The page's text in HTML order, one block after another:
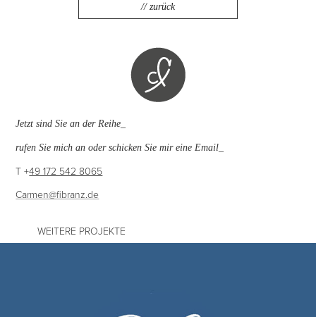
// zurück
Jetzt sind Sie an der Reihe_
rufen Sie mich an oder schicken Sie mir eine Email_
T +49 172 542 8065
Carmen@fibranz.de
WEITERE PROJEKTE